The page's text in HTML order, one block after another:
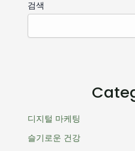
검색
디지털 마케팅
슬기로운 건강